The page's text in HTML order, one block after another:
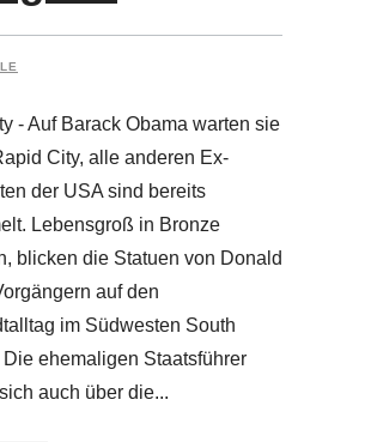
- Auf Barack Obama warten sie
City, alle anderen Ex-
der USA sind bereits
Lebensgroß in Bronze
blicken die Statuen von Donald
auf den
im Südwesten South
Die ehemaligen Staatsführer
auch über die